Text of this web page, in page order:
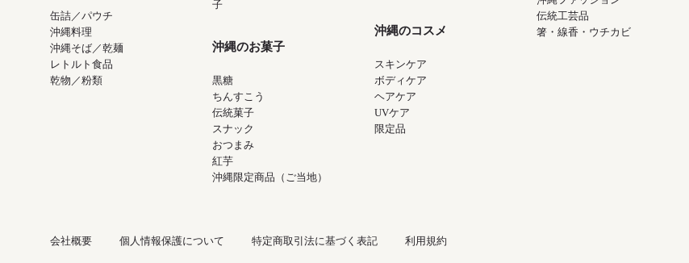
缶詰／パウチ
沖縄料理
沖縄そば／乾麺
レトルト食品
乾物／粉類
子
沖縄のお菓子
黒糖
ちんすこう
伝統菓子
スナック
おつまみ
紅芋
沖縄限定商品（ご当地）
沖縄のコスメ
スキンケア
ボディケア
ヘアケア
UVケア
限定品
伝統工芸品
箸・線香・ウチカビ
会社概要 個人情報保護について 特定商取引法に基づく表記 利用規約